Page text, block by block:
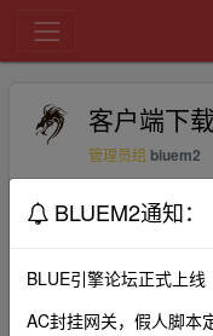
客户端下
管理员组 bluem2
传奇12周年完
下载地址文
说明：无传奇客户端
BLUEM2通知：
BLUE引擎论坛正式上线
AC封挂网关，假人脚本